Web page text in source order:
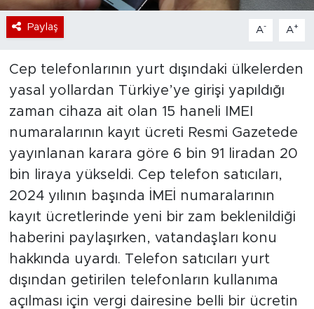
Paylaş A- A+
Cep telefonlarının yurt dışındaki ülkelerden
yasal yollardan Türkiye’ye girişi yapıldığı
zaman cihaza ait olan 15 haneli IMEI
numaralarının kayıt ücreti Resmi Gazetede
yayınlanan karara göre 6 bin 91 liradan 20
bin liraya yükseldi. Cep telefon satıcıları,
2024 yılının başında İMEİ numaralarının
kayıt ücretlerinde yeni bir zam beklenildiği
haberini paylaşırken, vatandaşları konu
hakkında uyardı. Telefon satıcıları yurt
dışından getirilen telefonların kullanıma
açılması için vergi dairesine belli bir ücretin